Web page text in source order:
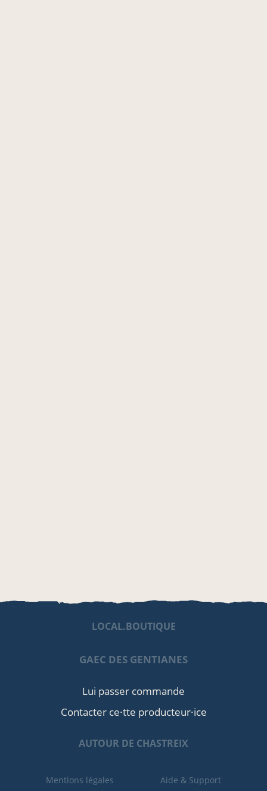
LOCAL.BOUTIQUE
GAEC DES GENTIANES
Lui passer commande
Contacter ce·tte producteur·ice
AUTOUR DE CHASTREIX
Mentions légales Aide & Support